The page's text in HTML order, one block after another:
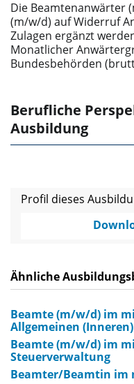
Die Beamtenanwärter
(m/w/d) auf Widerruf
Zulagen ergänzt
Monatlicher
Bundesbehörden
Berufliche
Ausbildung
Profil dieses
Ähnliche
Beamte (m/w/d) im
Allgemeinen
Beamte (m/w/d) im
Steuerverwaltung
Beamter/Beamtin